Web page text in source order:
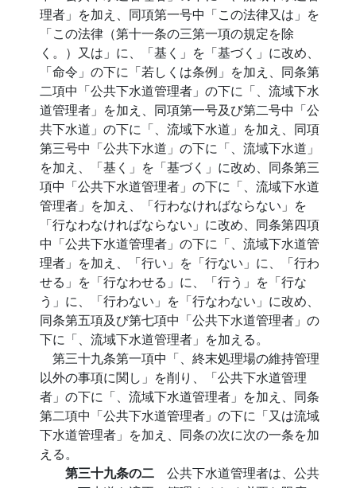
理者」を加え、同項第一号中「この法律又は」を
「この法律（第十一条の三第一項の規定を除
く。）又は」に、「基く」を「基づく」に改め、
「命令」の下に「若しくは条例」を加え、同条第
二項中「公共下水道管理者」の下に「、流域下水
道管理者」を加え、同項第一号及び第二号中「公
共下水道」の下に「、流域下水道」を加え、同項
第三号中「公共下水道」の下に「、流域下水道」
を加え、「基く」を「基づく」に改め、同条第三
項中「公共下水道管理者」の下に「、流域下水道
管理者」を加え、「行わなければならない」を
「行なわなければならない」に改め、同条第四項
中「公共下水道管理者」の下に「、流域下水道管
理者」を加え、「行い」を「行ない」に、「行わ
せる」を「行なわせる」に、「行う」を「行な
う」に、「行わない」を「行なわない」に改め、
同条第五項及び第七項中「公共下水道管理者」の
下に「、流域下水道管理者」を加える。
第三十九条第一項中「、終末処理場の維持管理
以外の事項に関し」を削り、「公共下水道管理
者」の下に「、流域下水道管理者」を加え、同条
第二項中「公共下水道管理者」の下に「又は流域
下水道管理者」を加え、同条の次に次の一条を加
える。
第三十九条の二 公共下水道管理者は、公共